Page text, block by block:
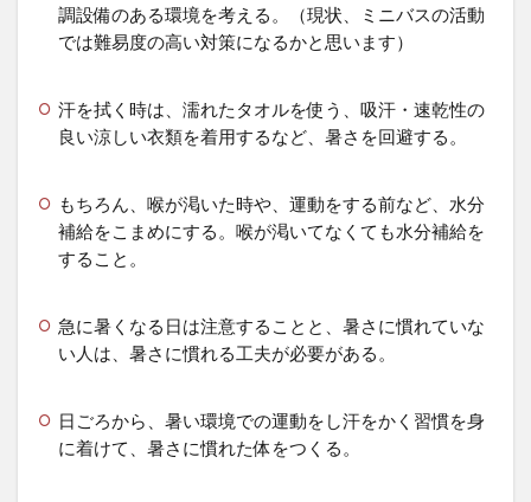
調設備のある環境を考える。（現状、ミニバスの活動
では難易度の高い対策になるかと思います）
汗を拭く時は、濡れたタオルを使う、吸汗・速乾性の
良い涼しい衣類を着用するなど、暑さを回避する。
もちろん、喉が渇いた時や、運動をする前など、水分
補給をこまめにする。喉が渇いてなくても水分補給を
すること。
急に暑くなる日は注意することと、暑さに慣れていな
い人は、暑さに慣れる工夫が必要がある。
日ごろから、暑い環境での運動をし汗をかく習慣を身
に着けて、暑さに慣れた体をつくる。